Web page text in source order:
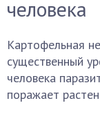
человека
Картофельная
существенный
человека
поражает